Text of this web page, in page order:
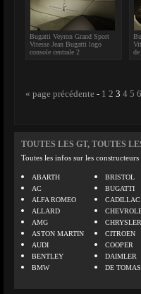
Bugatti Veyron Grand Sport
Vitesse Jean Bugatti logo
console centrale 2
« page précédente - 1 2 3 4 5 6
TOUTES LES GT, TOUTES
Toutes les infos sur les constructeurs
ABARTH
AC
ALFA ROMEO
ALLARD
AMG
ASTON MARTIN
AUDI
BENTLEY
BMW
BRISTOL
BUGATTI
CADILLAC
CHRYSLER
CITROEN
COOPER
DAIMLER
DE